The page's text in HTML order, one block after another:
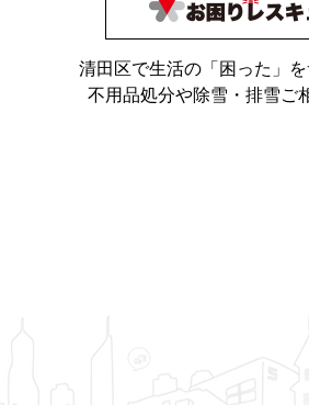
清田区で生活の「困った」を
不用品処分や除雪・排雪ご